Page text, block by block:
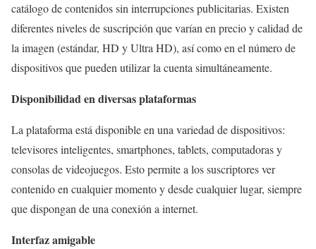
catálogo de contenidos sin interrupciones publicitarias. Existen
diferentes niveles de suscripción que varían en precio y calidad de
la imagen (estándar, HD y Ultra HD), así como en el número de
dispositivos que pueden utilizar la cuenta simultáneamente.
Disponibilidad en diversas plataformas
La plataforma está disponible en una variedad de dispositivos:
televisores inteligentes, smartphones, tablets, computadoras y
consolas de videojuegos. Esto permite a los suscriptores ver
contenido en cualquier momento y desde cualquier lugar, siempre
que dispongan de una conexión a internet.
Interfaz amigable